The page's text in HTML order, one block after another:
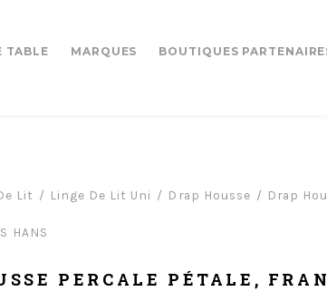
TABLE MARQUES BOUTIQUES
Lit Linge De Lit Uni Drap Housse Drap
HANS
PERCALE PÉTALE,